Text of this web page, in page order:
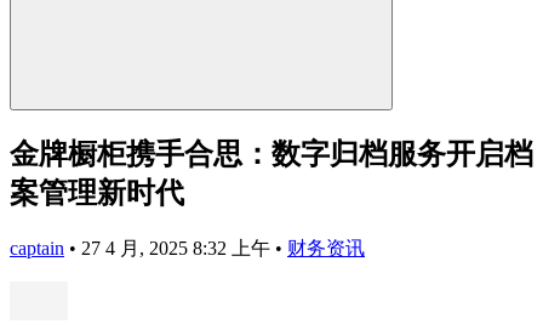
金牌橱柜携手合思：数字归档服务开启档
案管理新时代
captain • 27 4 月, 2025 8:32 上午 • 财务资讯